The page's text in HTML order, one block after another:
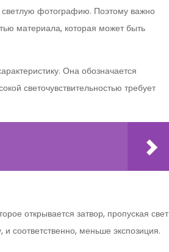
светлую фотографию. Поэтому важно
материала, которая может быть
Она обозначается
светочувствительностью требует
открывается затвор, пропуская свет
соответственно, меньше экспозиция.